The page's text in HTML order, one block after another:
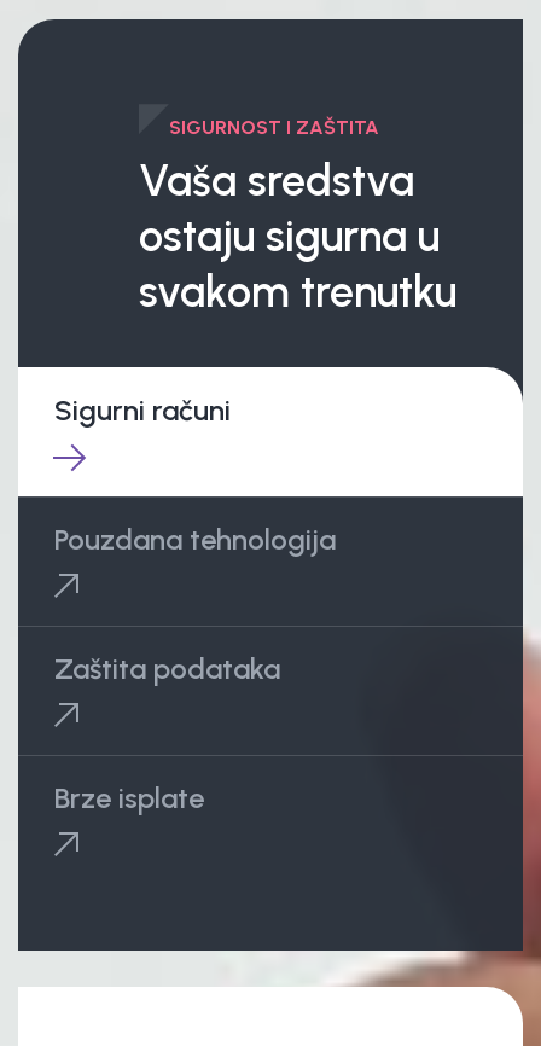
SIGURNOST I ZAŠTITA
Vaša sredstva
ostaju sigurna u
svakom trenutku
Sigurni računi
Pouzdana tehnologija
Zaštita podataka
Brze isplate